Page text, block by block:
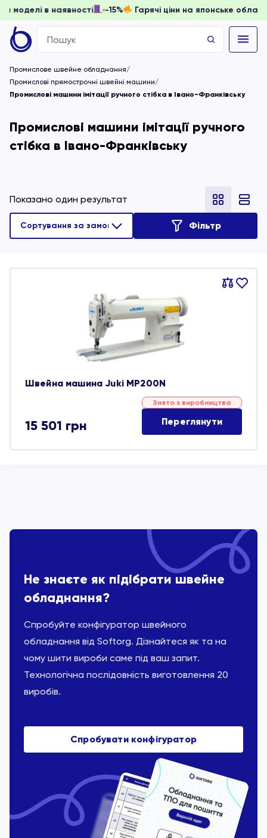
моделі в наявності -15% Гарячі ціни на японське
Search
for:
Промислове швейне обладнання
Промислові прямострочні швейні машини
Промислові машини імітації ручного стібка в Івано-Франківську
Промислові машини імітації ручного
стібка в Івано-Франківську
Показано один результат
Фільтр
Порівняти
В
Швейна машина Juki MP200N
15 501 грн
Знято з виробництва
Переглянути
Не знаєте як підібрати швейне
обладнання?
Спробуйте конфігуратор швейного
обладнання від Softorg. Дізнайтеся як та на
чому шити вироби саме під ваш запит.
Технологічна послідовність виготовлення 20
виробів.
Спробувати конфігуратор